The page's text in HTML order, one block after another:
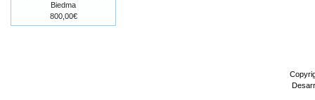
Biedma
800,00€